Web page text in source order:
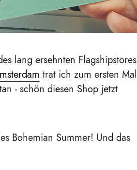
lang ersehnten Flagshipstores
trat ich zum ersten Mal
- schön diesen Shop jetzt
Bohemian Summer! Und das